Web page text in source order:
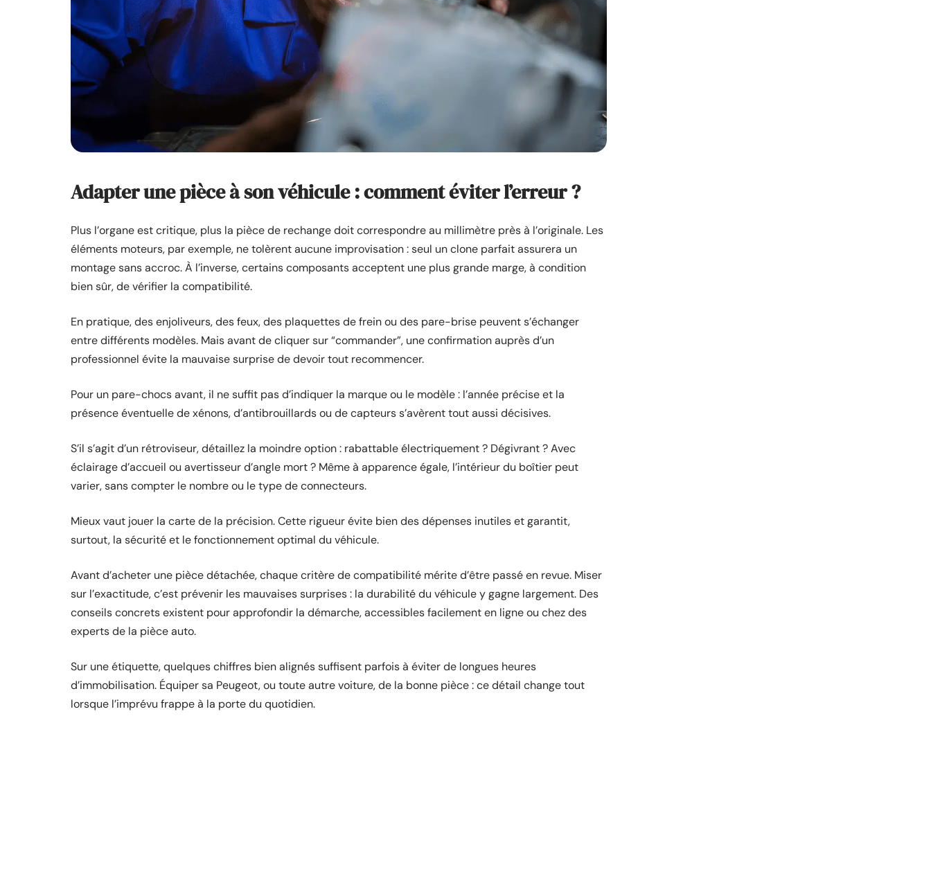
Adapter une pièce à son véhicule : comment éviter l’erreur ?
Plus l’organe est critique, plus la pièce de rechange doit correspondre au millimètre près à l’originale. Les
éléments moteurs, par exemple, ne tolèrent aucune improvisation : seul un clone parfait assurera un
montage sans accroc. À l’inverse, certains composants acceptent une plus grande marge, à condition
bien sûr, de vérifier la compatibilité.
En pratique, des enjoliveurs, des feux, des plaquettes de frein ou des pare-brise peuvent s’échanger
entre différents modèles. Mais avant de cliquer sur “commander”, une confirmation auprès d’un
professionnel évite la mauvaise surprise de devoir tout recommencer.
Pour un pare-chocs avant, il ne suffit pas d’indiquer la marque ou le modèle : l’année précise et la
présence éventuelle de xénons, d’antibrouillards ou de capteurs s’avèrent tout aussi décisives.
S’il s’agit d’un rétroviseur, détaillez la moindre option : rabattable électriquement ? Dégivrant ? Avec
éclairage d’accueil ou avertisseur d’angle mort ? Même à apparence égale, l’intérieur du boîtier peut
varier, sans compter le nombre ou le type de connecteurs.
Mieux vaut jouer la carte de la précision. Cette rigueur évite bien des dépenses inutiles et garantit,
surtout, la sécurité et le fonctionnement optimal du véhicule.
Avant d’acheter une pièce détachée, chaque critère de compatibilité mérite d’être passé en revue. Miser
sur l’exactitude, c’est prévenir les mauvaises surprises : la durabilité du véhicule y gagne largement. Des
conseils concrets existent pour approfondir la démarche, accessibles facilement en ligne ou chez des
experts de la pièce auto.
Sur une étiquette, quelques chiffres bien alignés suffisent parfois à éviter de longues heures
d’immobilisation. Équiper sa Peugeot, ou toute autre voiture, de la bonne pièce : ce détail change tout
lorsque l’imprévu frappe à la porte du quotidien.